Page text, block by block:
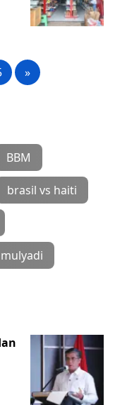
»
BBM
brasil vs haiti